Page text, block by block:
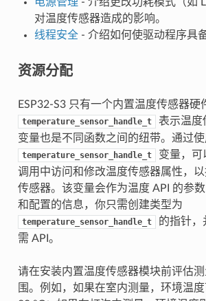
对温度传感器造成的影响。
线程安全- 介绍如何使驱动程序具
资源分配
ESP32-S3 只有一个内置温度传感器硬
temperature_sensor_handle_t
表示温度
变量也是不同函数之间的纽带。通过
temperature_sensor_handle_t
变量，可
调用中访问和修改温度传感器属性，
传感器。该变量会作为温度 API 的参
和配置的信息，你只需创建类型为
temperature_sensor_handle_t
的指针
需 API。
请在安装内置温度传感器模块前评估
围。例如，如果在室内测量，环境温